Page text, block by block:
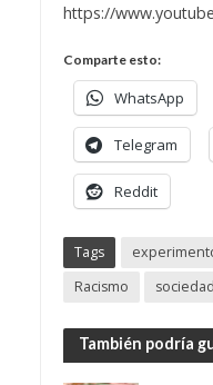
https://
Comparte esto:
WhatsApp
Telegram
Reddit
Tags
Racismo
sociedad
También podría